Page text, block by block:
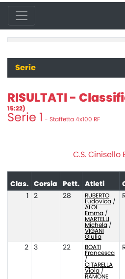
Serie
RISULTATI -
15:22)
Serie 1 - Staffetta 4x100 RF
C.S.
Clas. Corsia Pett. Atleti
2 28
RUBERTO
Ludovica/
ALOI
Emma/
MARTELLI
Michela/
VIGANI
Giulia
2 3 22
BOATI
Francesca
/
CITARELLA
Viola/
RAMONE